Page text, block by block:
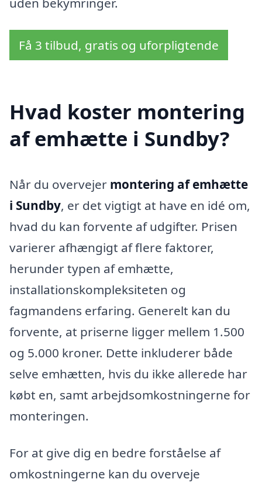
Få 3 tilbud, gratis og uforpligtende
Hvad koster montering
af emhætte i Sundby?
Når du overvejer montering af emhætte
i Sundby, er det vigtigt at have en idé om,
hvad du kan forvente af udgifter. Prisen
varierer afhængigt af flere faktorer,
herunder typen af emhætte,
installationskompleksiteten og
fagmandens erfaring. Generelt kan du
forvente, at priserne ligger mellem 1.500
og 5.000 kroner. Dette inkluderer både
selve emhætten, hvis du ikke allerede har
købt en, samt arbejdsomkostningerne for
monteringen.
For at give dig en bedre forståelse af
omkostningerne kan du overveje